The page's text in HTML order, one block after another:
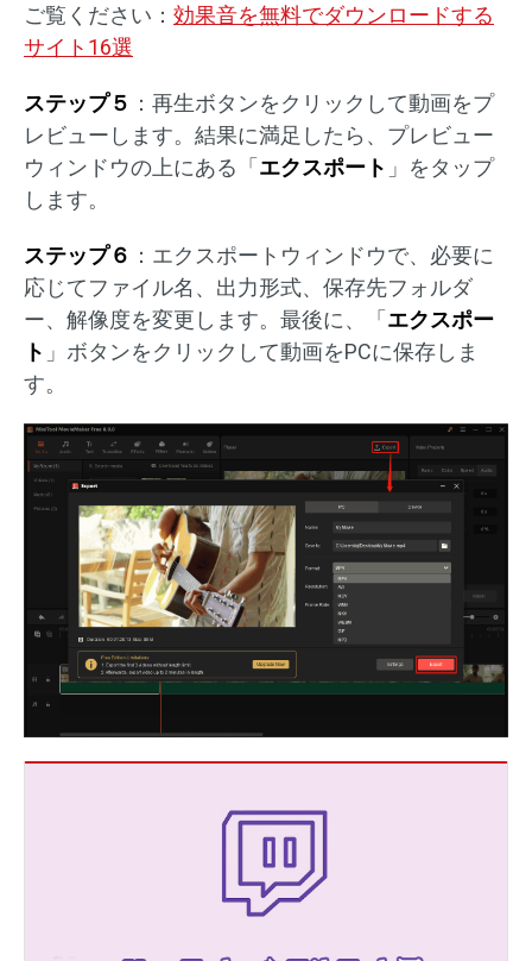
ご覧ください： 効果音を無料でダウンロードする
サイト16選
ステップ５ ：再生ボタンをクリックして動画をプ
レビューします。結果に満足したら、プレビュー
ウィンドウの上にある「エクスポート 」をタップ
します。
ステップ６ ：エクスポートウィンドウで、必要に
応じてファイル名、出力形式、保存先フォルダ
ー、解像度を変更します。最後に、「エクスポー
ト 」ボタンをクリックして動画をPCに保存しま
す。